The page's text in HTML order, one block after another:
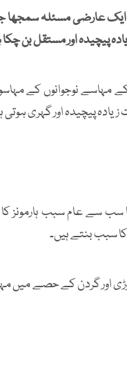
عارضی مسئلہ سمجھا
پیچیدہ اور مستقل بن
مہاسے نوجوانوں کے
پیچیدہ اور گہری ہوتی
سبب بنتے ہیں۔
اور گردن کے حصے میں